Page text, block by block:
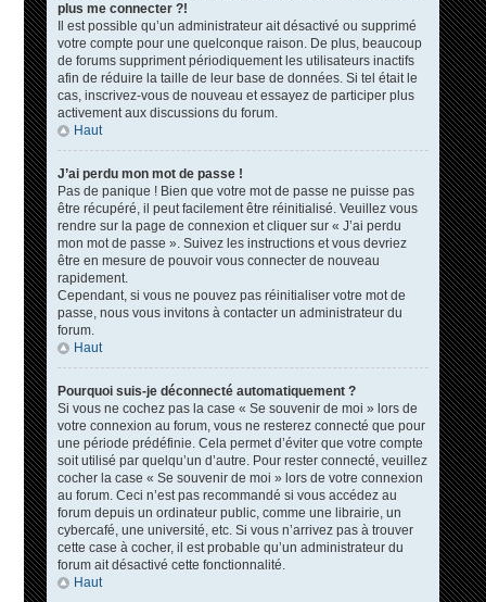
plus me connecter ?!
Il est possible qu’un administrateur ait désactivé ou supprimé
votre compte pour une quelconque raison. De plus, beaucoup
de forums suppriment périodiquement les utilisateurs inactifs
afin de réduire la taille de leur base de données. Si tel était le
cas, inscrivez-vous de nouveau et essayez de participer plus
activement aux discussions du forum.
Haut
J’ai perdu mon mot de passe !
Pas de panique ! Bien que votre mot de passe ne puisse pas
être récupéré, il peut facilement être réinitialisé. Veuillez vous
rendre sur la page de connexion et cliquer sur « J’ai perdu
mon mot de passe ». Suivez les instructions et vous devriez
être en mesure de pouvoir vous connecter de nouveau
rapidement.
Cependant, si vous ne pouvez pas réinitialiser votre mot de
passe, nous vous invitons à contacter un administrateur du
forum.
Haut
Pourquoi suis-je déconnecté automatiquement ?
Si vous ne cochez pas la case « Se souvenir de moi » lors de
votre connexion au forum, vous ne resterez connecté que pour
une période prédéfinie. Cela permet d’éviter que votre compte
soit utilisé par quelqu’un d’autre. Pour rester connecté, veuillez
cocher la case « Se souvenir de moi » lors de votre connexion
au forum. Ceci n’est pas recommandé si vous accédez au
forum depuis un ordinateur public, comme une librairie, un
cybercafé, une université, etc. Si vous n’arrivez pas à trouver
cette case à cocher, il est probable qu’un administrateur du
forum ait désactivé cette fonctionnalité.
Haut